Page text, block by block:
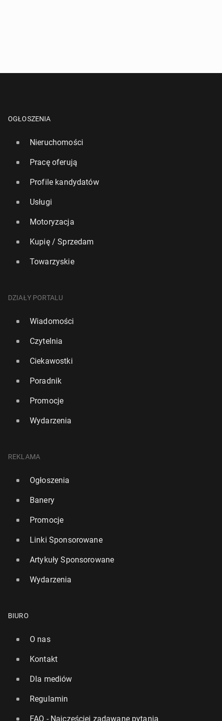
OGŁOSZENIA
Nieruchomości
Pracę oferują
Profile kandydatów
Usługi
Motoryzacja
Kupię / Sprzedam
Towarzyskie
DZIAŁY PORTALU
Wiadomości
Czytelnia
Ciekawostki
Poradnik
Promocje
Wydarzenia
REKLAMA
Ogłoszenia
Banery
Promocje
Linki Sponsorowane
Artykuły Sponsorowane
Wydarzenia
BIURO
O nas
Kontakt
Dla mediów
Regulamin
FAQ - Najczęściej zadawane pytania